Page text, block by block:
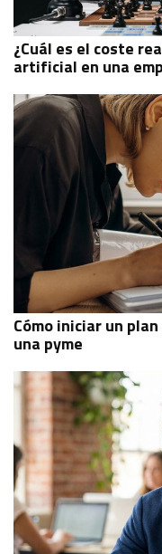
¿Cuál es el coste
artificial en una
Cómo iniciar un
una pyme